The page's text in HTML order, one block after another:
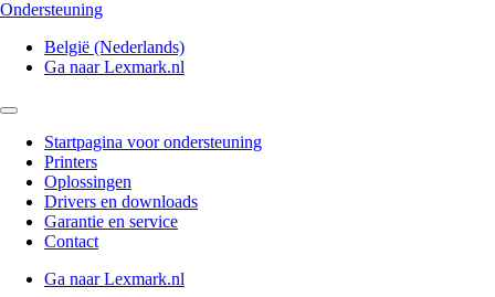
Ondersteuning
België (Nederlands)
Ga naar Lexmark.nl
Startpagina voor ondersteuning
Printers
Oplossingen
Drivers en downloads
Garantie en service
Contact
Ga naar Lexmark.nl